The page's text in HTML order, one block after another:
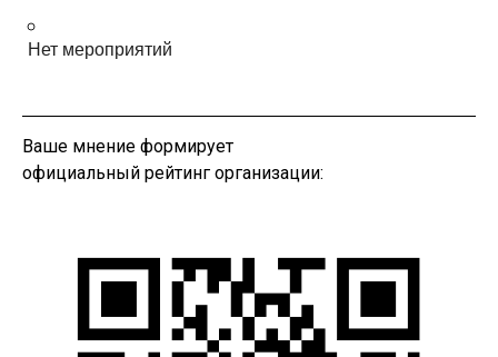
Нет мероприятий
Ваше мнение формирует
официальный рейтинг организации: